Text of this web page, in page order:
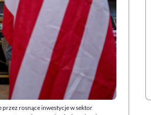
przez rosnące inwestycje w sektor